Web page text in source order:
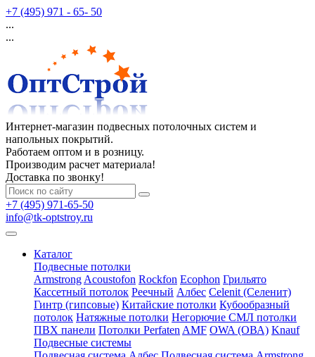
+7 (495) 971 - 65- 50
...
...
Интернет-магазин подвесных потолочных систем и
напольных покрытий.
Работаем оптом и в розницу.
Производим расчет материала!
Доставка по звонку!
+7 (495) 971-65-50
info@tk-optstroy.ru
Каталог
Подвесные потолки
Armstrong Acoustofon Rockfon Ecophon Грильято
Кассетный потолок Реечный Албес Celenit (Селенит)
Гинтр (гипсовые) Китайские потолки Кубообразный
потолок Натяжные потолки Негорючие СМЛ потолки
ПВХ панели Потолки Perfaten AMF OWA (ОВА) Knauf
Подвесные системы